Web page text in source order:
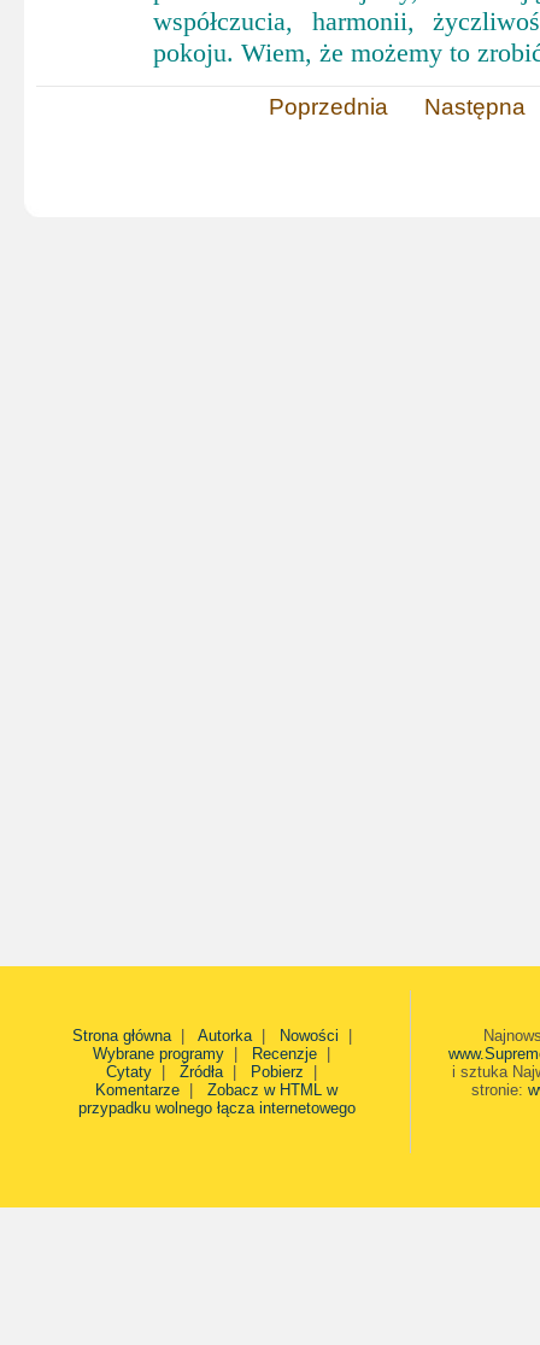
współczucia, harmonii,
pokoju. Wiem, że możemy to
Poprzednia Następna
Strona główna| Autorka| Nowości
Wybrane programy
Recenzje
Cytaty
Źródła| Pobierz
Komentarze
Zobacz w HTML w
przypadku wolnego łącza internetowego
i sztuka
stronie: